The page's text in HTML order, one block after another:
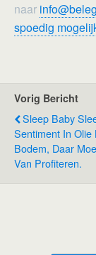
naar
spoedig
Vorig Bericht
Sleep Baby
Sentiment In Olie
Bodem, Daar
Van Profiteren.